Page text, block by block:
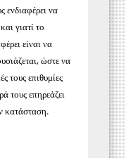
ενδιαφέρει να
γιατί το
είναι να
ώστε να
τους επιθυμίες
τους επηρεάζει
κατάσταση.